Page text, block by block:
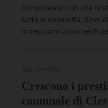
compleanno con una
tutta la comunità, dove
intrecciano a momenti
Crescono i
comunale di